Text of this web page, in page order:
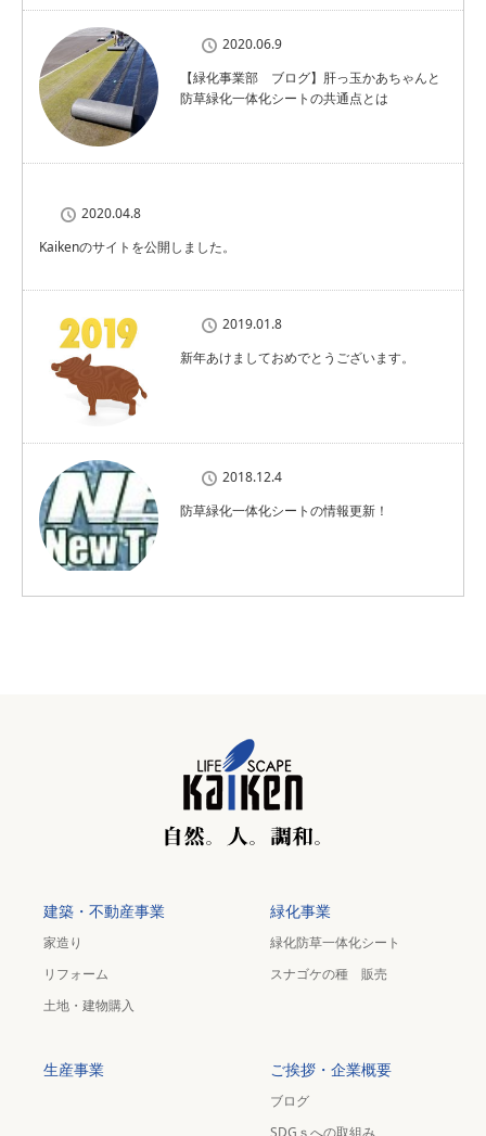
2020.06.9
【緑化事業部 ブログ】肝っ玉かあちゃんと
防草緑化一体化シートの共通点とは
2020.04.8
Kaikenのサイトを公開しました。
2019.01.8
新年あけましておめでとうございます。
2018.12.4
防草緑化一体化シートの情報更新！
建築・不動産事業
家造り
リフォーム
土地・建物購入
緑化事業
緑化防草一体化シート
スナゴケの種 販売
生産事業 ご挨拶・企業概要
ブログ